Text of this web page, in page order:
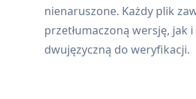
nienaruszone. Każdy plik
przetłumaczoną wersję, jak
dwujęzyczną do weryfikacji.